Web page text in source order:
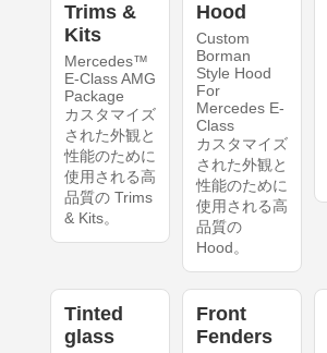
Trims &
Kits
Mercedes™
E-Class AMG
Package
カスタマイズ
された外観と
性能のために
使用される高
品質の Trims
& Kits。
Hood
Custom
Borman
Style Hood
For
Mercedes E-
Class
カスタマイズ
された外観と
性能のために
使用される高
品質の
Hood。
Tinted
glass
Front
Fenders